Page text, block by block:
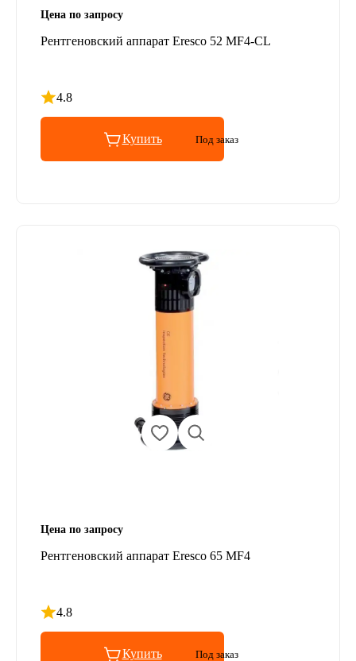
Цена по запросу
Рентгеновский аппарат Eresco 52 MF4-CL
4.8
Рейтинг 4.8 из 5
Купить Под заказ
Цена по запросу
Рентгеновский аппарат Eresco 65 MF4
4.8
Рейтинг 4.8 из 5
Купить Под заказ